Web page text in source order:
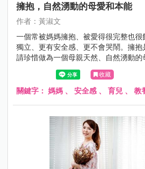
擁抱，自然湧動的母愛和本能
作者：黃淑文
一個常被媽媽擁抱、被愛得很完整也
獨立、更有安全感、更不會哭鬧。擁抱
請珍惜做為一個母親天然、自然湧動的
收藏
關鍵字： 媽媽 、 安全感 、 育兒 、 教